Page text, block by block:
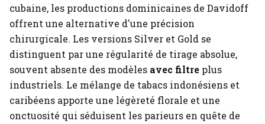
cubaine, les productions dominicaines de Davidoff
offrent une alternative d'une précision
chirurgicale. Les versions Silver et Gold se
distinguent par une régularité de tirage absolue,
souvent absente des modèles avec filtre plus
industriels. Le mélange de tabacs indonésiens et
caribéens apporte une légèreté florale et une
onctuosité qui séduisent les parieurs en quête de